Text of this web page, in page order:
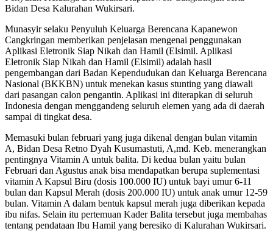
Bidan Desa Kalurahan Wukirsari.
Munasyir selaku Penyuluh Keluarga Berencana Kapanewon
Cangkringan memberikan penjelasan mengenai penggunakan
Aplikasi Eletronik Siap Nikah dan Hamil (Elsimil. Aplikasi
Eletronik Siap Nikah dan Hamil (Elsimil) adalah hasil
pengembangan dari Badan Kependudukan dan Keluarga Berencana
Nasional (BKKBN) untuk menekan kasus stunting yang diawali
dari pasangan calon pengantin. Aplikasi ini diterapkan di seluruh
Indonesia dengan menggandeng seluruh elemen yang ada di daerah
sampai di tingkat desa.
Memasuki bulan februari yang juga dikenal dengan bulan vitamin
A, Bidan Desa Retno Dyah Kusumastuti, A,md. Keb. menerangkan
pentingnya Vitamin A untuk balita. Di kedua bulan yaitu bulan
Februari dan Agustus anak bisa mendapatkan berupa suplementasi
vitamin A Kapsul Biru (dosis 100.000 IU) untuk bayi umur 6-11
bulan dan Kapsul Merah (dosis 200.000 IU) untuk anak umur 12-59
bulan. Vitamin A dalam bentuk kapsul merah juga diberikan kepada
ibu nifas. Selain itu pertemuan Kader Balita tersebut juga membahas
tentang pendataan Ibu Hamil yang beresiko di Kalurahan Wukirsari.